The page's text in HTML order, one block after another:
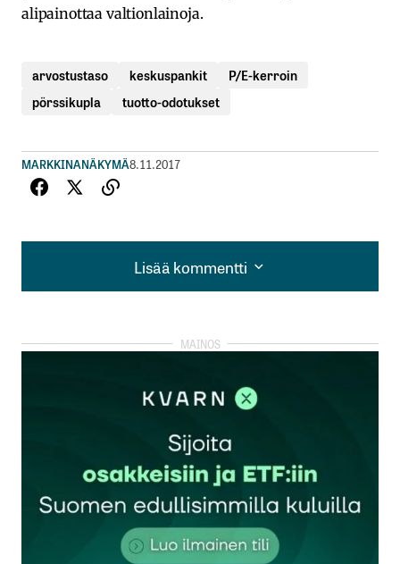
alipainottaa valtionlainoja.
arvostustaso keskuspankit
P/E-kerroin
pörssikupla
tuotto-odotukset
MARKKINANÄKYMÄ8.11.2017
Lisää kommentti
Lisää kommentti
kirjautua
rekisteröityä
Sähköpostiosoitettasi ei julkaista.Pakolliset
kentät on merkitty*